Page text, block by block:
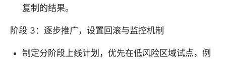
复制的结果。
阶段 3：逐步推广，设置回滚与监控机制
制定分阶段上线计划，优先在低风险区域试点，例